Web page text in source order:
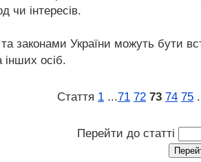
чи інтересів.
законами України можуть бути
інших осіб.
Стаття 1 ...71 72 73 74 75
Перейти до статті